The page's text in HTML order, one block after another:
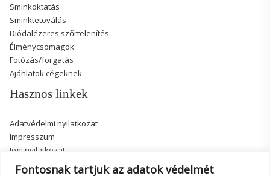
Fontosnak tartjuk az adatok védelmét
Sminkoktatás
Sminktetoválás
Diódalézeres szőrtelenítés
Élménycsomagok
Fotózás/forgatás
Ajánlatok cégeknek
Hasznos linkek
Adatvédelmi nyilatkozat
Impresszum
Jogi nyilatkozat
Elérhetőségeim